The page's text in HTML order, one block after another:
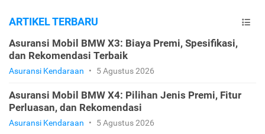
ARTIKEL TERBARU
Asuransi Mobil BMW X3: Biaya Premi, Spesifikasi,
dan Rekomendasi Terbaik
Asuransi Kendaraan • 5 Agustus 2026
Asuransi Mobil BMW X4: Pilihan Jenis Premi, Fitur
Perluasan, dan Rekomendasi
Asuransi Kendaraan • 5 Agustus 2026